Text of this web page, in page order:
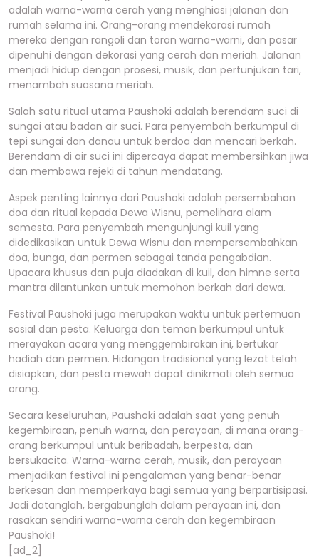
adalah warna-warna cerah yang menghiasi jalanan dan
rumah selama ini. Orang-orang mendekorasi rumah
mereka dengan rangoli dan toran warna-warni, dan pasar
dipenuhi dengan dekorasi yang cerah dan meriah. Jalanan
menjadi hidup dengan prosesi, musik, dan pertunjukan tari,
menambah suasana meriah.
Salah satu ritual utama Paushoki adalah berendam suci di
sungai atau badan air suci. Para penyembah berkumpul di
tepi sungai dan danau untuk berdoa dan mencari berkah.
Berendam di air suci ini dipercaya dapat membersihkan jiwa
dan membawa rejeki di tahun mendatang.
Aspek penting lainnya dari Paushoki adalah persembahan
doa dan ritual kepada Dewa Wisnu, pemelihara alam
semesta. Para penyembah mengunjungi kuil yang
didedikasikan untuk Dewa Wisnu dan mempersembahkan
doa, bunga, dan permen sebagai tanda pengabdian.
Upacara khusus dan puja diadakan di kuil, dan himne serta
mantra dilantunkan untuk memohon berkah dari dewa.
Festival Paushoki juga merupakan waktu untuk pertemuan
sosial dan pesta. Keluarga dan teman berkumpul untuk
merayakan acara yang menggembirakan ini, bertukar
hadiah dan permen. Hidangan tradisional yang lezat telah
disiapkan, dan pesta mewah dapat dinikmati oleh semua
orang.
Secara keseluruhan, Paushoki adalah saat yang penuh
kegembiraan, penuh warna, dan perayaan, di mana orang-
orang berkumpul untuk beribadah, berpesta, dan
bersukacita. Warna-warna cerah, musik, dan perayaan
menjadikan festival ini pengalaman yang benar-benar
berkesan dan memperkaya bagi semua yang berpartisipasi.
Jadi datanglah, bergabunglah dalam perayaan ini, dan
rasakan sendiri warna-warna cerah dan kegembiraan
Paushoki!
[ad_2]